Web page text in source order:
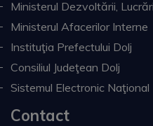
Ministerul Dezvoltării,
Ministerul Afacerilor Interne
Instituţia Prefectului Dolj
Consiliul Judeţean Dolj
Sistemul Electronic Naţional
Contact